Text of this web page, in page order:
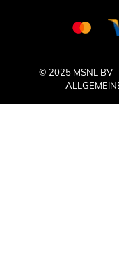
© 2025 MSNL BV